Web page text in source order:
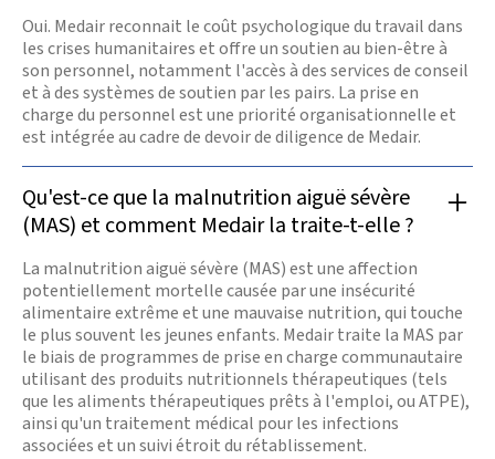
Oui. Medair reconnait le coût psychologique du travail dans
les crises humanitaires et offre un soutien au bien-être à
son personnel, notamment l'accès à des services de conseil
et à des systèmes de soutien par les pairs. La prise en
charge du personnel est une priorité organisationnelle et
est intégrée au cadre de devoir de diligence de Medair.
Qu'est-ce que la malnutrition aiguë sévère
(MAS) et comment Medair la traite-t-elle ?
La malnutrition aiguë sévère (MAS) est une affection
potentiellement mortelle causée par une insécurité
alimentaire extrême et une mauvaise nutrition, qui touche
le plus souvent les jeunes enfants. Medair traite la MAS par
le biais de programmes de prise en charge communautaire
utilisant des produits nutritionnels thérapeutiques (tels
que les aliments thérapeutiques prêts à l'emploi, ou ATPE),
ainsi qu'un traitement médical pour les infections
associées et un suivi étroit du rétablissement.